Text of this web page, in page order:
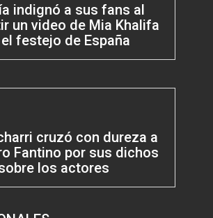
indignó a sus fans al
un video de Mia Khalifa
festejo de España
cruzó con dureza a
Fantino por sus dichos
los actores